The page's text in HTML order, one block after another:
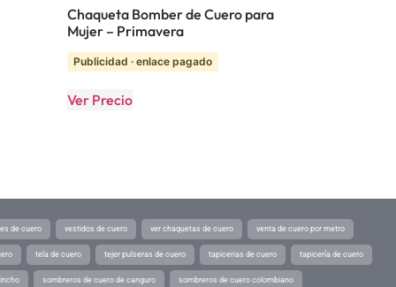
Chaqueta Bomber de Cuero para
Mujer – Primavera
Publicidad · enlace pagado
Ver Precio
de cuero vestidos de cuero ver chaquetas de cuero venta de cuero por metro
tela de cuero tejer pulseras de cuero tapicerias de cuero tapicería de cuero
sombreros de cuero de canguro sombreros de cuero colombiano